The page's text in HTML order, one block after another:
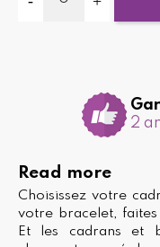
2
Read more
Choisissez votre
votre bracelet,
Et les cadrans et